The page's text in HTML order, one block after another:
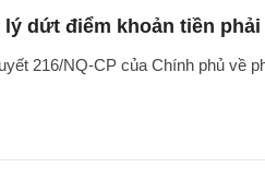
lý dứt điểm khoản tiền
216/NQ-CP của Chính phủ về